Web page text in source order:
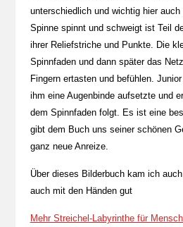
unterschiedlich und wichtig hier
Spinne spinnt und schweigt ist Teil
ihrer Reliefstriche und Punkte. Die
Spinnfaden und dann später das
Fingern ertasten und befühlen.
ihm eine Augenbinde aufsetzte und
dem Spinnfaden folgt. Es ist eine
gibt dem Buch uns seiner schönen
ganz neue Anreize.
Über dieses Bilderbuch kam ich
auch mit den Händen gut
Mehr Streichel-Labyrinthe für